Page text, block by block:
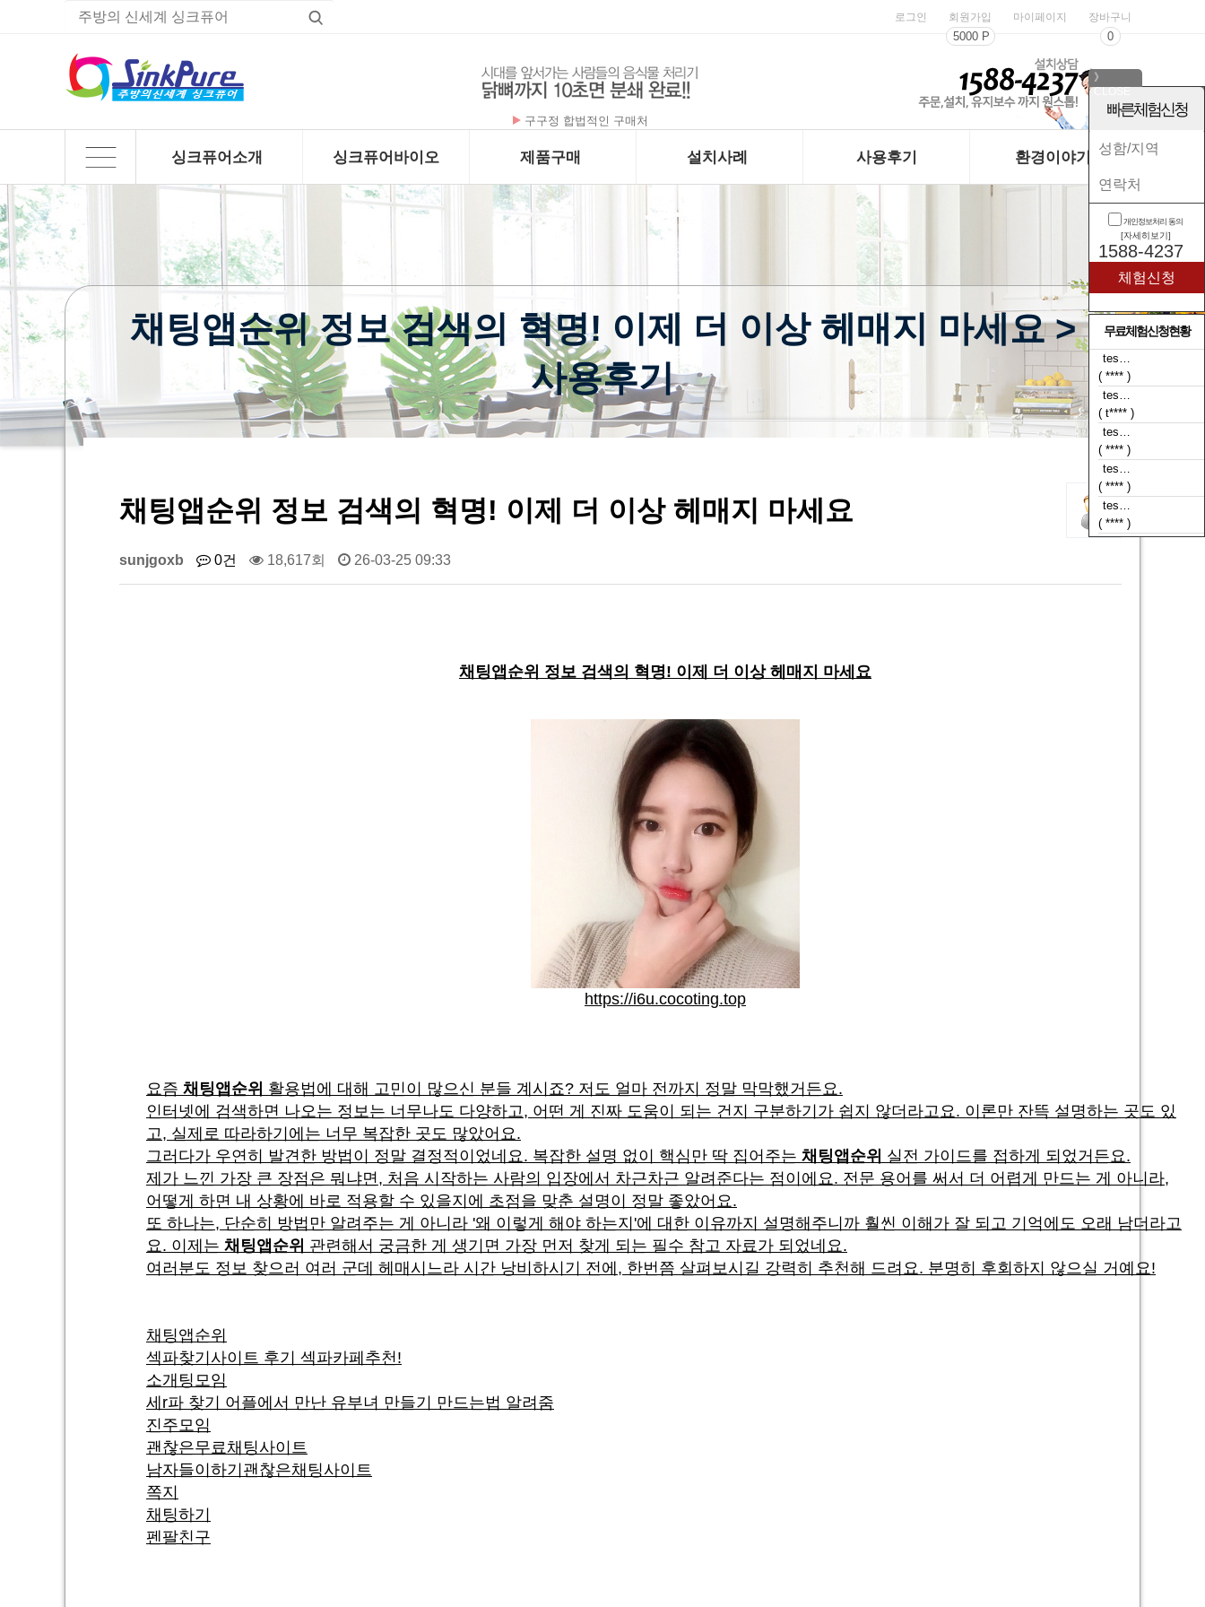
로그인 회원가입
5000 P
마이페이지 장바구니
0
플라케닐 - 하이드록시클로로퀸 200mg x …
싱크퓨어소개 싱크퓨어바이오
제품구매
하위분류
설치사례
하위분류
사용후기 환경이야기
채팅앱순위 정보 검색의 혁명! 이제 더 이상 헤매지 마세요 >
사용후기
채팅앱순위 정보 검색의 혁명! 이제 더 이상 헤매지 마세요
sunjgoxb 0건 18,617회 26-03-25 09:33
채팅앱순위 정보 검색의 혁명! 이제 더 이상 헤매지 마세요
https://i6u.cocoting.top
요즘 채팅앱순위 활용법에 대해 고민이 많으신 분들 계시죠? 저도 얼마 전까지 정말 막막했거든요.
인터넷에 검색하면 나오는 정보는 너무나도 다양하고, 어떤 게 진짜 도움이 되는 건지 구분하기가 쉽지 않더라고요. 이론만 잔뜩 설명하는 곳도 있
고, 실제로 따라하기에는 너무 복잡한 곳도 많았어요.
그러다가 우연히 발견한 방법이 정말 결정적이었네요. 복잡한 설명 없이 핵심만 딱 집어주는 채팅앱순위 실전 가이드를 접하게 되었거든요.
제가 느낀 가장 큰 장점은 뭐냐면, 처음 시작하는 사람의 입장에서 차근차근 알려준다는 점이에요. 전문 용어를 써서 더 어렵게 만드는 게 아니라,
어떻게 하면 내 상황에 바로 적용할 수 있을지에 초점을 맞춘 설명이 정말 좋았어요.
또 하나는, 단순히 방법만 알려주는 게 아니라 '왜 이렇게 해야 하는지'에 대한 이유까지 설명해주니까 훨씬 이해가 잘 되고 기억에도 오래 남더라고
요. 이제는 채팅앱순위 관련해서 궁금한 게 생기면 가장 먼저 찾게 되는 필수 참고 자료가 되었네요.
여러분도 정보 찾으러 여러 군데 헤매시느라 시간 낭비하시기 전에, 한번쯤 살펴보시길 강력히 추천해 드려요. 분명히 후회하지 않으실 거예요!
채팅앱순위
섹파찾기사이트 후기 섹파카페추천!
소개팅모임
세r파 찾기 어플에서 만난 유부녀 만들기 만드는법 알려줌
진주모임
괜찮은무료채팅사이트
남자들이하기괜찮은채팅사이트
쪽지
채팅하기
펜팔친구
》
빠른체험신청
개인정보처리 동의
[자세히보기]
1588-4237
무료체험신청현황
tes…
( t**** )
tes…
( **** )
tes…
( **** )
tes…
( **** )
tes…
( **** )